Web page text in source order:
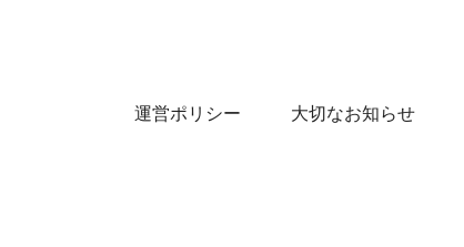
運営ポリシー 大切なお知らせ